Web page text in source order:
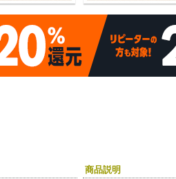
商品説明